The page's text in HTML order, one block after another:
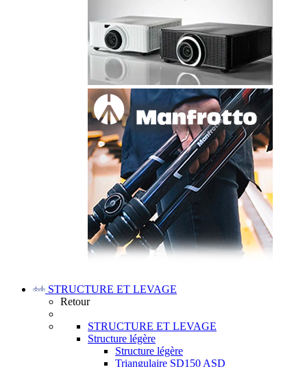
STRUCTURE ET LEVAGE
Retour
STRUCTURE ET LEVAGE
Structure légère
Structure légère
Triangulaire SD150 ASD